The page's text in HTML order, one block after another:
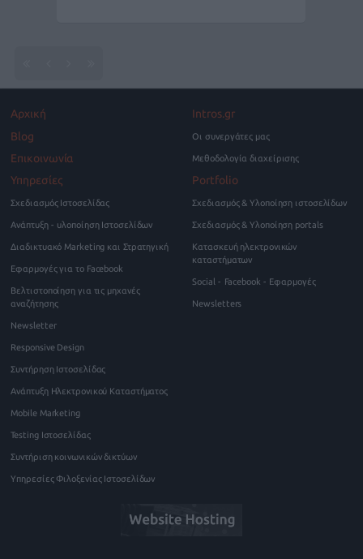
Αρχική
Blog
Επικοινωνία
Intros.gr
Οι συνεργάτες μας
Μεθοδολογία διαχείρισης
Υπηρεσίες
Σχεδιασμός Ιστοσελίδας
Ανάπτυξη - υλοποίηση Ιστοσελίδων
Διαδικτυακό Marketing και Στρατηγική
Εφαρμογές για το Facebook
Βελτιστοποίηση για τις μηχανές
αναζήτησης
Newsletter
Responsive Design
Συντήρηση Ιστοσελίδας
Ανάπτυξη Ηλεκτρονικού Καταστήματος
Mobile Marketing
Testing Ιστοσελίδας
Συντήριση κοινωνικών δικτύων
Υπηρεσίες Φιλοξενίας Ιστοσελίδων
Portfolio
Σχεδιασμός & Υλοποίηση ιστοσελίδων
Σχεδιασμός & Υλοποίηση portals
Κατασκευή ηλεκτρονικών
καταστήματων
Social - Facebook - Εφαρμογές
Newsletters